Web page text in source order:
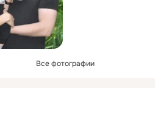
Все фотографии